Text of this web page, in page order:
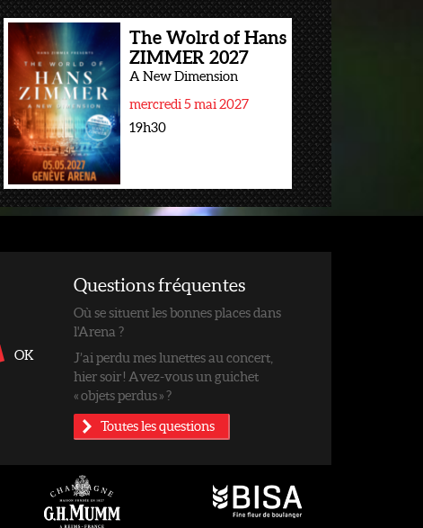
The Wolrd of Hans
ZIMMER 2027
A New Dimension
mercredi 5 mai 2027
19h30
OK
Questions fréquentes
Où se situent les bonnes places dans
l'Arena ?
J’ai perdu mes lunettes au concert,
hier soir ! Avez-vous un guichet
« objets perdus » ?
Toutes les questions